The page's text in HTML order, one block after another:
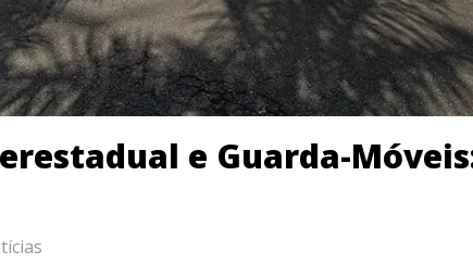
e Guarda-